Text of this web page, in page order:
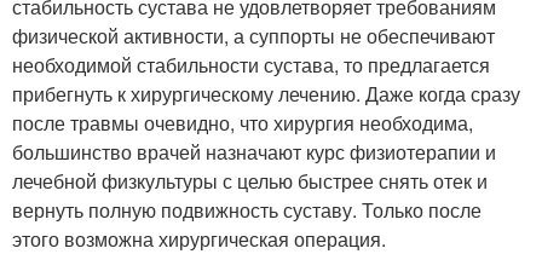
стабильность сустава не удовлетворяет требованиям
физической активности, а суппорты не обеспечивают
необходимой стабильности сустава, то предлагается
прибегнуть к хирургическому лечению. Даже когда сразу
после травмы очевидно, что хирургия необходима,
большинство врачей назначают курс физиотерапии и
лечебной физкультуры с целью быстрее снять отек и
вернуть полную подвижность суставу. Только после
этого возможна хирургическая операция.